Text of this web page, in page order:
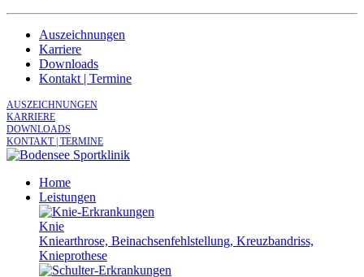
Auszeichnungen
Karriere
Downloads
Kontakt | Termine
AUSZEICHNUNGEN
KARRIERE
DOWNLOADS
KONTAKT | TERMINE
Home
Leistungen
Knie
Kniearthrose, Beinachsenfehlstellung, Kreuzbandriss,
Knieprothese